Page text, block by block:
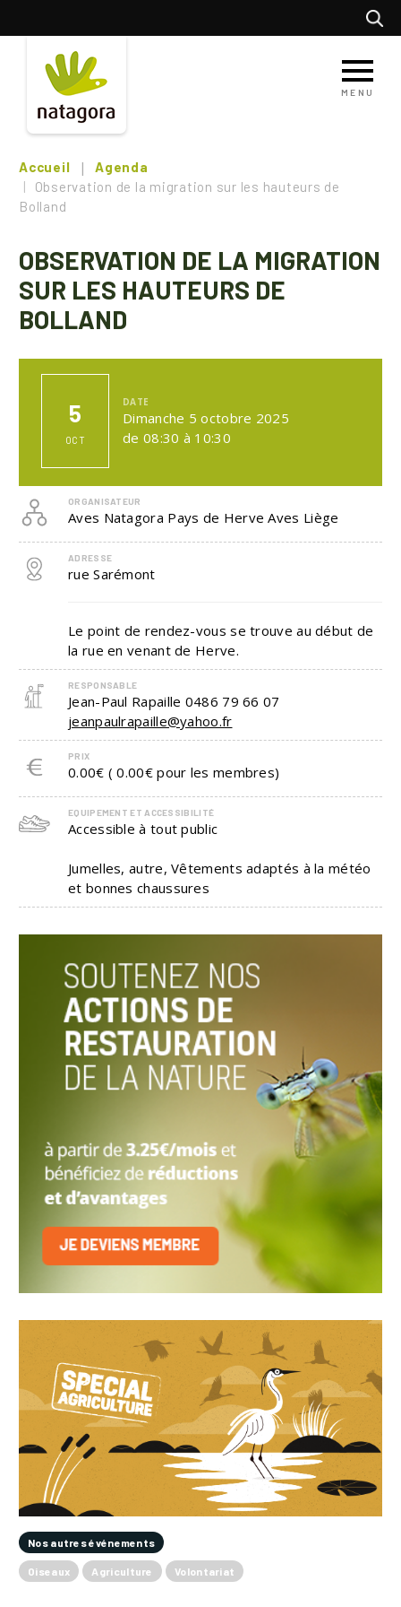
principal
MENU
Accueil
Agenda
Observation de la migration sur les hauteurs de
Bolland
OBSERVATION DE LA MIGRATION
SUR LES HAUTEURS DE
BOLLAND
Nos autres événements
Oiseaux Agriculture Volontariat
5
OCT
DATE
Dimanche 5 octobre 2025
de 08:30 à 10:30
ORGANISATEUR
Aves Natagora Pays de Herve Aves Liège
ADRESSE
rue Sarémont
Le point de rendez-vous se trouve au début de
la rue en venant de Herve.
RESPONSABLE
Jean-Paul Rapaille 0486 79 66 07
jeanpaulrapaille@yahoo.fr
PRIX
0.00€ ( 0.00€ pour les membres)
EQUIPEMENT ET ACCESSIBILITÉ
Accessible à tout public
Jumelles, autre, Vêtements adaptés à la météo
et bonnes chaussures